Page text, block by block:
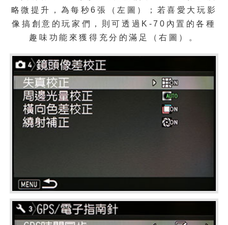
略微提升，為每秒6張（左圖）；若喜愛大玩影
像搞創意的玩家們，則可透過K-70內置的各種
趣味功能來獲得充分的滿足（右圖）。